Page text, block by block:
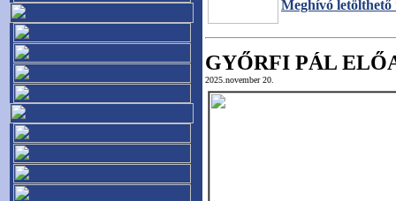
Meghívó
GYŐRFI PÁL
2025.november 20.